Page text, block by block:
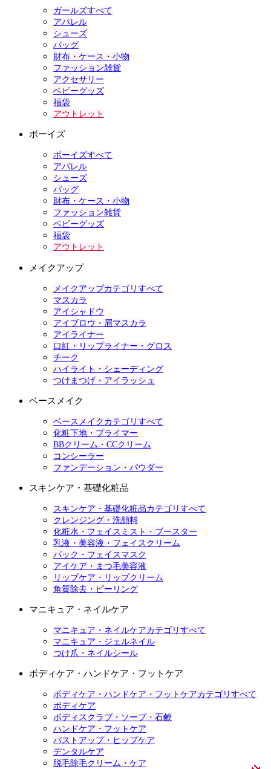
ガールズすべて
アパレル
シューズ
バッグ
財布・ケース・小物
ファッション雑貨
アクセサリー
ベビーグッズ
福袋
アウトレット
ボーイズ
ボーイズすべて
アパレル
シューズ
バッグ
財布・ケース・小物
ファッション雑貨
ベビーグッズ
福袋
アウトレット
メイクアップ
メイクアップカテゴリすべて
マスカラ
アイシャドウ
アイブロウ・眉マスカラ
アイライナー
口紅・リップライナー・グロス
チーク
ハイライト・シェーディング
つけまつげ・アイラッシュ
ベースメイク
ベースメイクカテゴリすべて
化粧下地・プライマー
BBクリーム・CCクリーム
コンシーラー
ファンデーション・パウダー
スキンケア・基礎化粧品
スキンケア・基礎化粧品カテゴリすべて
クレンジング・洗顔料
化粧水・フェイスミスト・ブースター
乳液・美容液・フェイスクリーム
パック・フェイスマスク
アイケア・まつ毛美容液
リップケア・リップクリーム
角質除去・ピーリング
マニキュア・ネイルケア
マニキュア・ネイルケアカテゴリすべて
マニキュア・ジェルネイル
つけ爪・ネイルシール
ボディケア・ハンドケア・フットケア
ボディケア・ハンドケア・フットケアカテゴリすべて
ボディケア
ボディスクラブ・ソープ・石鹸
ハンドケア・フットケア
バストアップ・ヒップケア
デンタルケア
脱毛除毛クリーム・ケア